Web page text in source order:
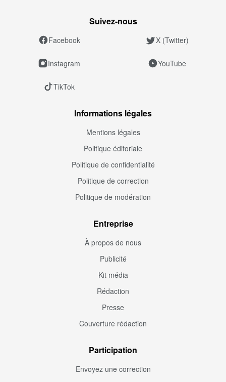
Suivez‑nous
Facebook X (Twitter)
Instagram YouTube
TikTok
Informations légales
Mentions légales
Politique éditoriale
Politique de confidentialité
Politique de correction
Politique de modération
Entreprise
À propos de nous
Publicité
Kit média
Rédaction
Presse
Couverture rédaction
Participation
Envoyez une correction